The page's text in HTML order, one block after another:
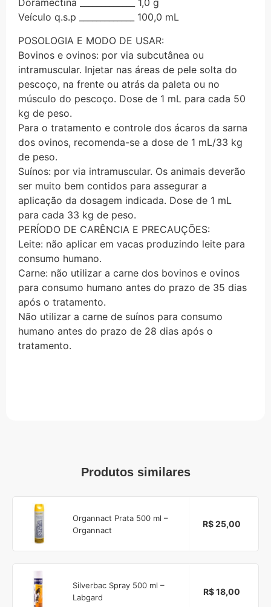
Doramectina _____________ 1,0 g
Veículo q.s.p _____________ 100,0 mL
POSOLOGIA E MODO DE USAR:
Bovinos e ovinos: por via subcutânea ou
intramuscular. Injetar nas áreas de pele solta do
pescoço, na frente ou atrás da paleta ou no
músculo do pescoço. Dose de 1 mL para cada 50
kg de peso.
Para o tratamento e controle dos ácaros da sarna
dos ovinos, recomenda-se a dose de 1 mL/33 kg
de peso.
Suínos: por via intramuscular. Os animais deverão
ser muito bem contidos para assegurar a
aplicação da dosagem indicada. Dose de 1 mL
para cada 33 kg de peso.
PERÍODO DE CARÊNCIA E PRECAUÇÕES:
Leite: não aplicar em vacas produzindo leite para
consumo humano.
Carne: não utilizar a carne dos bovinos e ovinos
para consumo humano antes do prazo de 35 dias
após o tratamento.
Não utilizar a carne de suínos para consumo
humano antes do prazo de 28 dias após o
tratamento.
Produtos similares
Organnact Prata 500 ml –
Organnact
R$ 25,00
Silverbac Spray 500 ml –
Labgard
R$ 18,00